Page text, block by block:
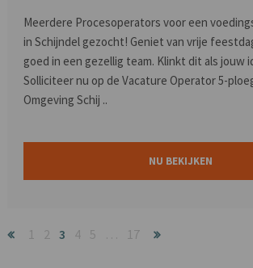
Meerdere Procesoperators voor een
in Schijndel gezocht! Geniet van vrije
goed in een gezellig team. Klinkt dit als jouw
Solliciteer nu op de Vacature Operator 5-
Omgeving Schij ..
NU BEKIJKEN
1 2 3 4 5 … 17